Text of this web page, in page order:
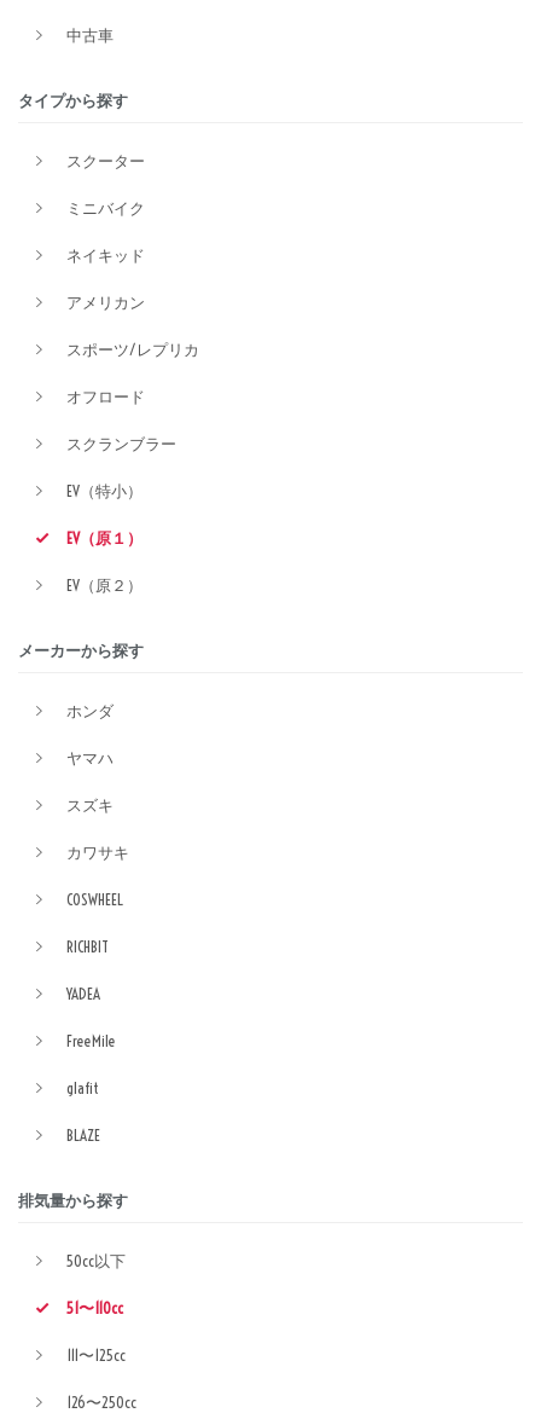
中古車
タイプから探す
スクーター
ミニバイク
ネイキッド
アメリカン
スポーツ/レプリカ
オフロード
スクランブラー
EV（特小）
EV（原１）
EV（原２）
メーカーから探す
ホンダ
ヤマハ
スズキ
カワサキ
COSWHEEL
RICHBIT
YADEA
FreeMile
glafit
BLAZE
排気量から探す
50cc以下
51〜110cc
111〜125cc
126〜250cc
排気量